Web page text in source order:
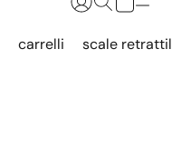
carrelli scale